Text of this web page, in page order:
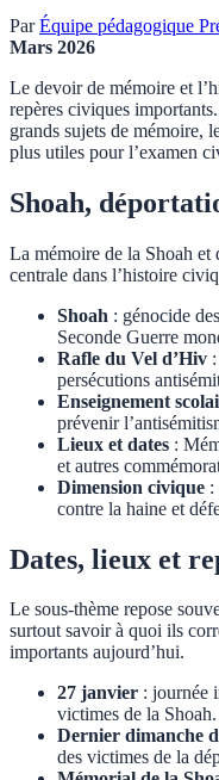
ParÉquipe pédagogique
Mars 2026
Le devoir de mémoire et
repères civiques
grands sujets de mémoire,
plus utiles pour l’examen
Shoah,
La mémoire de la Shoah et
centrale dans l’histoire
Shoah : génocide
Seconde Guerre
Rafle du Vel d’Hiv
persécutions
Enseignement
prévenir
Lieux et dates :
et autres
Dimension civique :
contre la haine et
Dates, lieux et
Le sous-thème repose
surtout savoir à quoi ils
importants aujourd’hui.
27 janvier : journée
victimes de la Shoah.
Dernier dimanche
des victimes de la